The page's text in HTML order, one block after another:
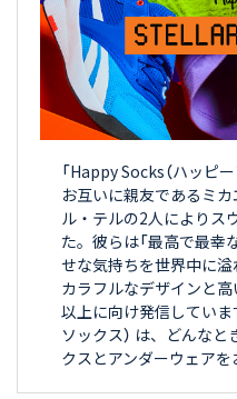
「Happy Socks（ハッピ
お互いに親友であるミ
ル・テルの2人によりス
た。彼らは「最高で最
せな気持ちを世界中に
カラフルなデザインと
以上に向け発信していま
ソックス） は、どんな
クスとアンダーウェアを